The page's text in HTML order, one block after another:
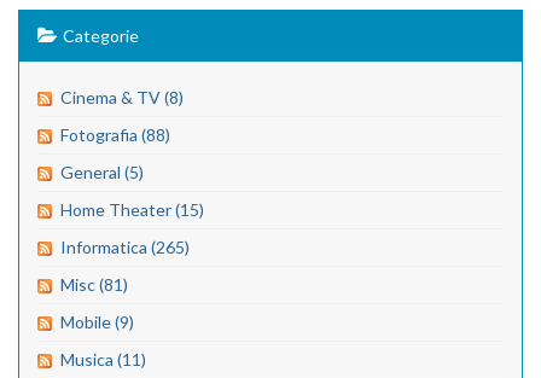
Categorie
Cinema & TV (8)
Fotografia (88)
General (5)
Home Theater (15)
Informatica (265)
Misc (81)
Mobile (9)
Musica (11)